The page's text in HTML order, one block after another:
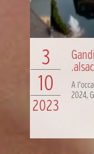
3
10
2023
A
2024,